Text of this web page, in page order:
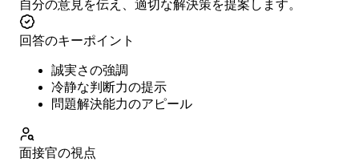
自分の意見を伝え、適切な解決策を提案します。
回答のキーポイント
誠実さの強調
冷静な判断力の提示
問題解決能力のアピール
面接官の視点